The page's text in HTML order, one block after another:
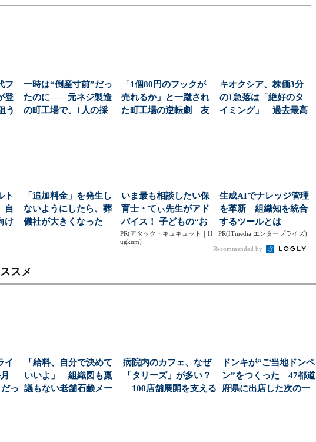
フ
登
う
一時は“倒産寸前”だっ
たのに――元ネジ製造
の町工場で、1人の採
「1個80円のフックが
売れるか」と一蹴され
た町工場の逆転劇 友
キオクシア、株価3分
の1急落は「絶好のタ
イミング」 過去最高
ト
自
け
「追加料金」を発生し
ないようにしたら、葬
儀社が大きくなった
いま最も相談したい保
育士・てぃ先生がアド
バイス！ 子どもの“お
てつだい”に、どん...
PR(アタック・キュキュット｜H
ugkum)
生成AIでナレッジ管理
を革新 組織知を統合
するツールとは
PR(ITmedia エンタープライズ)
Recommended by
スメ
イ
っ
「給料、自分で決めて
いいよ」 組織図も稟
議もない老舗石鹸メー
病院内のカフェ、なぜ
「タリーズ」が多い？
100店舗展開を支える
ドンキが“ご当地ドンペ
ン”をつくった 47都道
府県に出店した次の一